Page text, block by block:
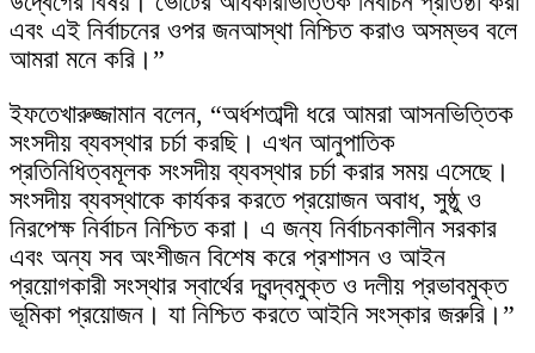
এবং এই নির্বাচনের ওপর জনআস্থা নিশ্চিত করাও অসম্ভব বলে
আমরা মনে করি।”
ইফতেখারুজ্জামান বলেন, “অর্ধশতাব্দী ধরে আমরা আসনভিত্তিক
সংসদীয় ব্যবস্থার চর্চা করছি। এখন আনুপাতিক
প্রতিনিধিত্বমূলক সংসদীয় ব্যবস্থার চর্চা করার সময় এসেছে।
সংসদীয় ব্যবস্থাকে কার্যকর করতে প্রয়োজন অবাধ, সুষ্ঠু ও
নিরপেক্ষ নির্বাচন নিশ্চিত করা। এ জন্য নির্বাচনকালীন সরকার
এবং অন্য সব অংশীজন বিশেষ করে প্রশাসন ও আইন
প্রয়োগকারী সংস্থার স্বার্থের দ্বন্দ্বমুক্ত ও দলীয় প্রভাবমুক্ত
ভূমিকা প্রয়োজন। যা নিশ্চিত করতে আইনি সংস্কার জরুরি।”